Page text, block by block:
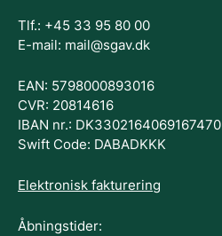
Tlf.: +45 33 95 80 00
E-mail: mail@sgav.dk
EAN: 5798000893016
CVR: 20814616
IBAN nr.: DK3302164069167470
Swift Code: DABADKKK
Elektronisk fakturering
Åbningstider: